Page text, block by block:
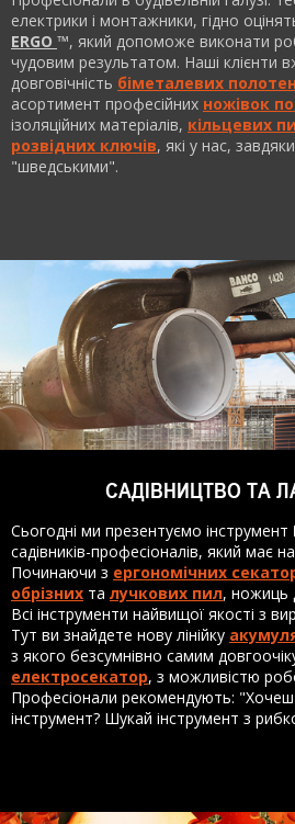
електрики і монтажники, гідно
ERGO ™, який допоможе виконати
чудовим результатом. Наші клієнти
довговічність біметалевих полотен
асортимент професійних ножівок
ізоляційних матеріалів, кільцевих
розвідних ключів, які у нас,
"шведськими".
САДІВНИЦТВО ТА
Сьогодні ми презентуємо
садівників-професіоналів, який має
Починаючи з ергономічних
обрізних та лучкових пил, ножиць
Всі інструменти найвищої якості з
Тут ви знайдете нову лінійку
з якого безсумнівно самим
електросекатор, з можливістю
Професіонали рекомендують: "Хочеш
інструмент? Шукай інструмент з